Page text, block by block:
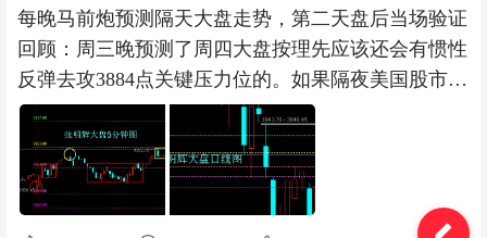
每晚马前炮预测隔天大盘走势，第二天盘后当场验证
回顾：周三晚预测了周四大盘按理先应该还会有惯性
反弹去攻3884点关键压力位的。如果隔夜美国股市还
能继续上涨的话，不